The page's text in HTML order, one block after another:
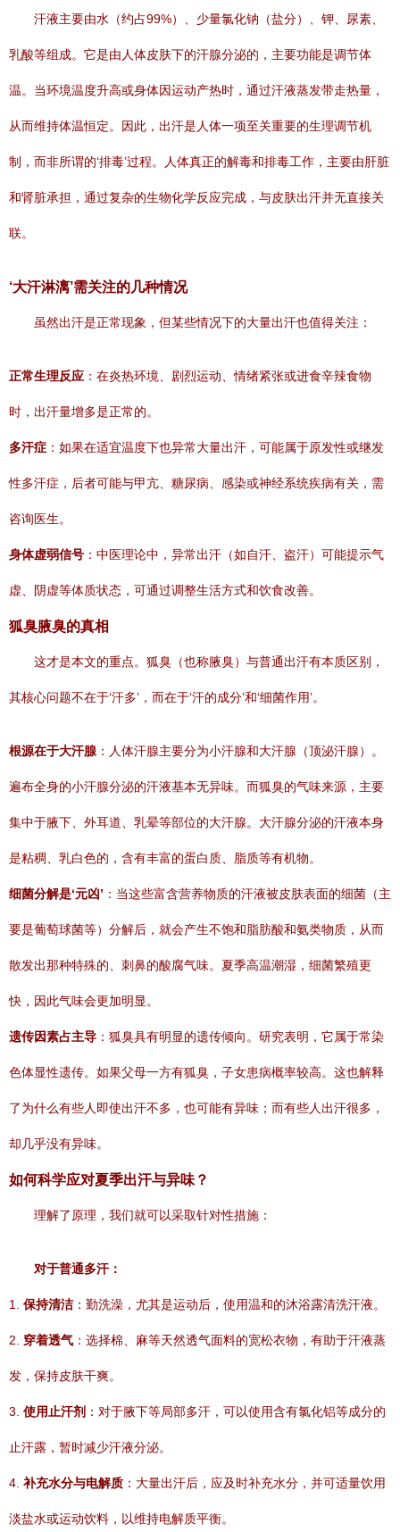
汗液主要由水（约占99%）、少量氯化钠（盐分）、钾、尿素、
乳酸等组成。它是由人体皮肤下的汗腺分泌的，主要功能是调节体
温。当环境温度升高或身体因运动产热时，通过汗液蒸发带走热量，
从而维持体温恒定。因此，出汗是人体一项至关重要的生理调节机
制，而非所谓的‘排毒’过程。人体真正的解毒和排毒工作，主要由肝脏
和肾脏承担，通过复杂的生物化学反应完成，与皮肤出汗并无直接关
联。
‘大汗淋漓’需关注的几种情况
虽然出汗是正常现象，但某些情况下的大量出汗也值得关注：
正常生理反应 ：在炎热环境、剧烈运动、情绪紧张或进食辛辣食物
时，出汗量增多是正常的。
多汗症 ：如果在适宜温度下也异常大量出汗，可能属于原发性或继发
性多汗症，后者可能与甲亢、糖尿病、感染或神经系统疾病有关，需
咨询医生。
身体虚弱信号 ：中医理论中，异常出汗（如自汗、盗汗）可能提示气
虚、阴虚等体质状态，可通过调整生活方式和饮食改善。
狐臭腋臭的真相
这才是本文的重点。狐臭（也称腋臭）与普通出汗有本质区别，
其核心问题不在于‘汗多’，而在于‘汗的成分’和‘细菌作用’。
根源在于大汗腺 ：人体汗腺主要分为小汗腺和大汗腺（顶泌汗腺）。
遍布全身的小汗腺分泌的汗液基本无异味。而狐臭的气味来源，主要
集中于腋下、外耳道、乳晕等部位的大汗腺。大汗腺分泌的汗液本身
是粘稠、乳白色的，含有丰富的蛋白质、脂质等有机物。
细菌分解是‘元凶’ ：当这些富含营养物质的汗液被皮肤表面的细菌（主
要是葡萄球菌等）分解后，就会产生不饱和脂肪酸和氨类物质，从而
散发出那种特殊的、刺鼻的酸腐气味。夏季高温潮湿，细菌繁殖更
快，因此气味会更加明显。
遗传因素占主导 ：狐臭具有明显的遗传倾向。研究表明，它属于常染
色体显性遗传。如果父母一方有狐臭，子女患病概率较高。这也解释
了为什么有些人即使出汗不多，也可能有异味；而有些人出汗很多，
却几乎没有异味。
如何科学应对夏季出汗与异味？
理解了原理，我们就可以采取针对性措施：
对于普通多汗：
1. 保持清洁 ：勤洗澡，尤其是运动后，使用温和的沐浴露清洗汗液。
2. 穿着透气 ：选择棉、麻等天然透气面料的宽松衣物，有助于汗液蒸
发，保持皮肤干爽。
3. 使用止汗剂 ：对于腋下等局部多汗，可以使用含有氯化铝等成分的
止汗露，暂时减少汗液分泌。
4. 补充水分与电解质 ：大量出汗后，应及时补充水分，并可适量饮用
淡盐水或运动饮料，以维持电解质平衡。